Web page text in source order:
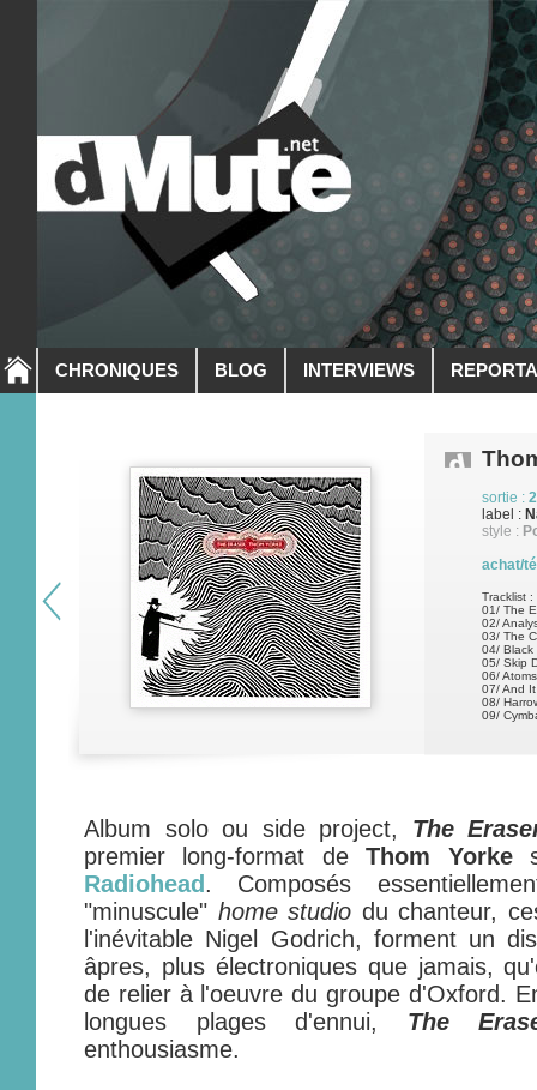
CHRONIQUES BLOG INTERVIEWS
sortie :
label :
style :
achat/
Tracklist :
01/ The
02/
03/ The
04/ Black
05/ Skip
06/
07/ And
08/
09/
Album solo ou side project, The
premier long-format deThom Yorke
Radiohead . Composés
"minuscule" home studio du chanteur,
l'inévitable Nigel Godrich, forment un
âpres, plus électroniques que jamais,
de relier à l'oeuvre du groupe d'Oxford.
longues plages d'ennui, The
enthousiasme.